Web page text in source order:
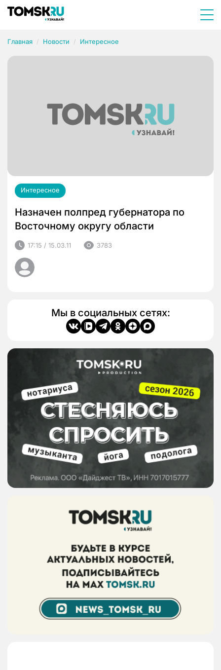
Главная Новости Интересное
Интересное
Назначен полпред губернатора по
Восточному округу области
17:15 / 15.03.11 3783
Мы в социальных сетях: